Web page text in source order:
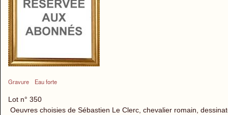
Gravure Eau forte
Lot n° 350
Oeuvres choisies de Sébastien Le Clerc, chevalier romain,